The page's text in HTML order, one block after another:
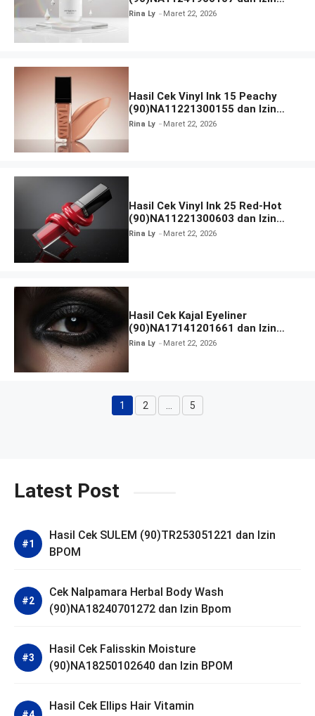
BPOM
Rina Ly Maret 22, 2026
Hasil Cek Vinyl Ink 15 Peachy
(90)NA11221300155 dan Izin
BPOM
Rina Ly Maret 22, 2026
Hasil Cek Vinyl Ink 25 Red-Hot
(90)NA11221300603 dan Izin
BPOM
Rina Ly Maret 22, 2026
Hasil Cek Kajal Eyeliner
(90)NA17141201661 dan Izin
BPOM
Rina Ly Maret 22, 2026
Halaman
1 Halaman
2 5
Latest Post
Hasil Cek SULEM (90)TR253051221 dan Izin
BPOM
Cek Nalpamara Herbal Body Wash
(90)NA18240701272 dan Izin Bpom
Hasil Cek Falisskin Moisture
(90)NA18250102640 dan Izin BPOM
Hasil Cek Ellips Hair Vitamin